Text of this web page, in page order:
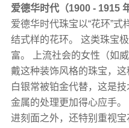
爱德华时代（1900 - 1915
爱德华时代珠宝以“花环”
结式样的花环。 这类珠宝
富。 上流社会的女性（如
戴这种装饰风格的珠宝，这
白银常被铂金代替，这是
金属的处理更加得心应手
进刻面之外，还特别重视